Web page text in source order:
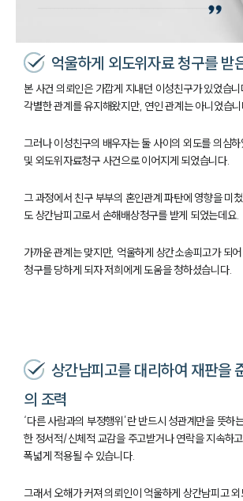
억울하게 외도위자료 청구를 받
본 사건 의뢰인은 가깝게 지내던 이성친구가 있었습
각별한 관계를 유지해왔지만, 연인 관계는 아니었습
그러나 이성친구의 배우자는 둘 사이의 외도를 의심
및 외도위자료청구 사건으로 이어지게 되었습니다.
그 과정에서 친구 부부의 혼인관계 파탄에 영향을 미
도 상간남피고로서 손해배상청구를 받게 되었는데요.
가까운 관계는 맞지만, 억울하게 상간소송피고가 되
청구를 당하게 되자 저희에게 도움을 청하셨습니다.
상간남피고를 대리하여 재판을
의 조력
‘다른 사람과의 부정행위’란 반드시 성관계만을 뜻하
한 정서적/신체적 교감을 주고받거나 연락을 지속하
폭넓게 적용될 수 있습니다.
그래서 오해가 커져 의뢰인이 억울하게 상간남피고